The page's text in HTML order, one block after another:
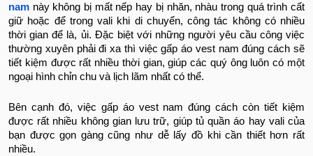
nam này không bị mất nếp hay bị nhăn, nhàu trong quá trình cất
giữ hoặc để trong vali khi di chuyển, công tác không có nhiều
thời gian để là, ủi. Đặc biệt với những người yêu cầu công việc
thường xuyên phải đi xa thì việc gấp áo vest nam đúng cách sẽ
tiết kiệm được rất nhiều thời gian, giúp các quý ông luôn có một
ngoại hình chỉn chu và lịch lãm nhất có thể.
Bên cạnh đó, việc gấp áo vest nam đúng cách còn tiết kiệm
được rất nhiều không gian lưu trữ, giúp tủ quần áo hay vali của
bạn được gọn gàng cũng như dễ lấy đồ khi cần thiết hơn rất
nhiều.